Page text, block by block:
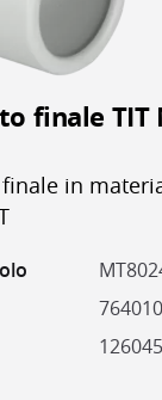
finale TIT
in